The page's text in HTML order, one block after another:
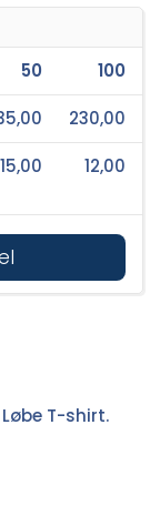
50 100
230,00
15,00 12,00
T-shirt.